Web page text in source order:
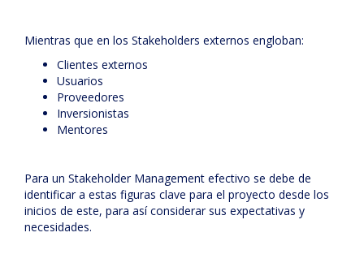
Mientras que en los Stakeholders externos engloban:
Clientes externos
Usuarios
Proveedores
Inversionistas
Mentores
Para un Stakeholder Management efectivo se debe de
identificar a estas figuras clave para el proyecto desde los
inicios de este, para así considerar sus expectativas y
necesidades.